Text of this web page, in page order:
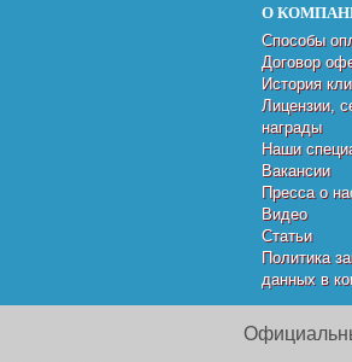
О
Способы
Договор
История
Лицензии,
награды
Наши
Вакансии
Пресса о
Видео
Статьи
Политика
данных в